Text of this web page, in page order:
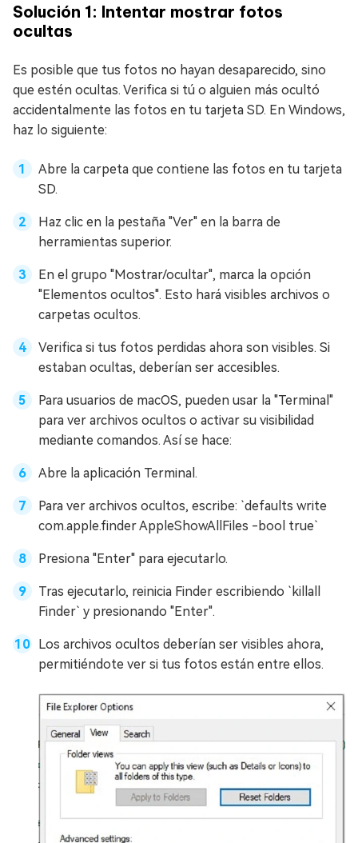
Solución 1: Intentar mostrar fotos
ocultas
Es posible que tus fotos no hayan desaparecido, sino
que estén ocultas. Verifica si tú o alguien más ocultó
accidentalmente las fotos en tu tarjeta SD. En Windows,
haz lo siguiente:
Abre la carpeta que contiene las fotos en tu tarjeta
SD.
Haz clic en la pestaña "Ver" en la barra de
herramientas superior.
En el grupo "Mostrar/ocultar", marca la opción
"Elementos ocultos". Esto hará visibles archivos o
carpetas ocultos.
Verifica si tus fotos perdidas ahora son visibles. Si
estaban ocultas, deberían ser accesibles.
Para usuarios de macOS, pueden usar la "Terminal"
para ver archivos ocultos o activar su visibilidad
mediante comandos. Así se hace:
Abre la aplicación Terminal.
Para ver archivos ocultos, escribe: `defaults write
com.apple.finder AppleShowAllFiles -bool true`
Presiona "Enter" para ejecutarlo.
Tras ejecutarlo, reinicia Finder escribiendo `killall
Finder` y presionando "Enter".
Los archivos ocultos deberían ser visibles ahora,
permitiéndote ver si tus fotos están entre ellos.